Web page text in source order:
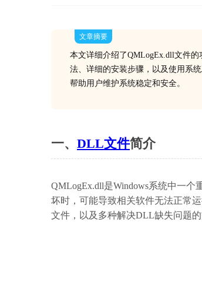
文章摘要
本文详细介绍了QMLogEx.dll文件
法、详细的安装步骤，以及使用系
帮助用户维护系统稳定和安全。
一、 DLL文件简介
QMLogEx.dll是Windows系统中一
坏时，可能导致相关软件无法正常
文件，以及多种解决DLL缺失问题的